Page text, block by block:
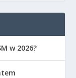
w 2026?